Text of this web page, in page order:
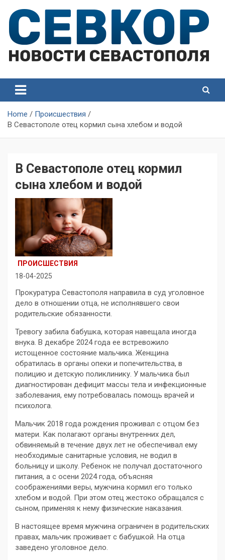
content
Севастополя
Севастополя
Home
Происшествия
В Севастополе отец кормил сына хлебом и водой
В Севастополе отец кормил
сына хлебом и водой
ПРОИСШЕСТВИЯ
18-04-2025
Прокуратура Севастополя направила в суд уголовное
дело в отношении отца, не исполнявшего свои
родительские обязанности.
Тревогу забила бабушка, которая навещала иногда
внука. В декабре 2024 года ее встревожило
истощенное состояние мальчика. Женщина
обратилась в органы опеки и попечительства, в
полицию и детскую поликлинику. У мальчика был
диагностирован дефицит массы тела и инфекционные
заболевания, ему потребовалась помощь врачей и
психолога.
Мальчик 2018 года рождения проживал с отцом без
матери. Как полагают органы внутренних дел,
обвиняемый в течение двух лет не обеспечивал ему
необходимые санитарные условия, не водил в
больницу и школу. Ребенок не получал достаточного
питания, а с осени 2024 года, объясняя
соображениями веры, мужчина кормил его только
хлебом и водой. При этом отец жестоко обращался с
сыном, применяя к нему физические наказания.
В настоящее время мужчина ограничен в родительских
правах, мальчик проживает с бабушкой. На отца
заведено уголовное дело.